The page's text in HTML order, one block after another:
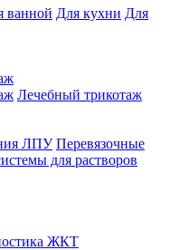
ванной Для кухни Для
Лечебный трикотаж
ЛПУ Перевязочные
для растворов
ЖКТ